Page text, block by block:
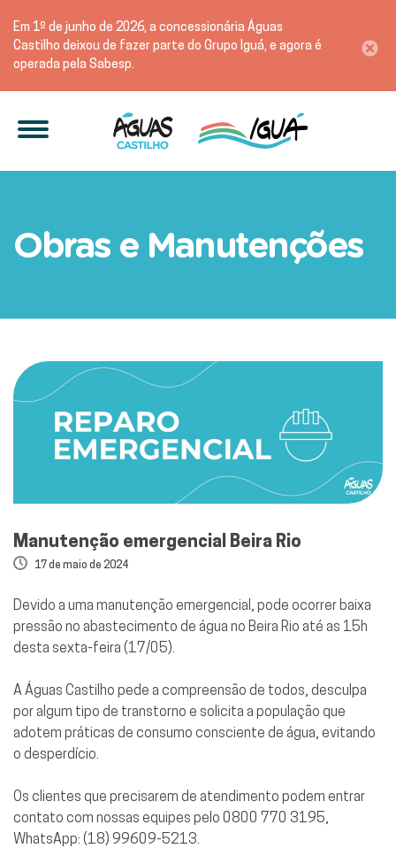
Em 1º de junho de 2026, a concessionária Águas
Castilho deixou de fazer parte do Grupo Iguá, e agora é
operada pela Sabesp.
Obras e Manutenções
Manutenção emergencial Beira Rio
17 de maio de 2024
Devido a uma manutenção emergencial, pode ocorrer baixa
pressão no abastecimento de água no Beira Rio até as 15h
desta sexta-feira (17/05).
A Águas Castilho pede a compreensão de todos, desculpa
por algum tipo de transtorno e solicita a população que
adotem práticas de consumo consciente de água, evitando
o desperdício.
Os clientes que precisarem de atendimento podem entrar
contato com nossas equipes pelo 0800 770 3195,
WhatsApp: (18) 99609-5213.